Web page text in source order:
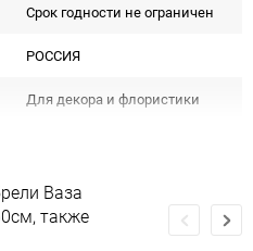
Срок годности не ограничен
РОССИЯ
Для декора и флористики
Особых условий не требует
Ваза
также